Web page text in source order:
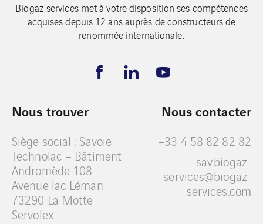
Biogaz services met à votre disposition ses compétences
acquises depuis 12 ans auprès de constructeurs de
renommée internationale.
Nous trouver
Siège social : Savoie
Technolac – Bâtiment
Andromède 108
Avenue lac Léman
73290 La Motte
Servolex
Nous contacter
+33 4 58 82 82 82
sav.biogaz-
services@biogaz-
services.com